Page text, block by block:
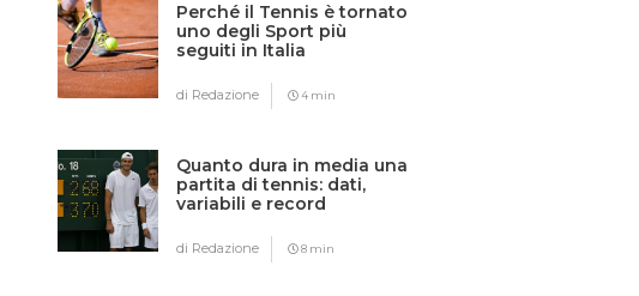
Perché il Tennis è tornato
uno degli Sport più
seguiti in Italia
di Redazione 4 min
Quanto dura in media una
partita di tennis: dati,
variabili e record
di Redazione 8 min